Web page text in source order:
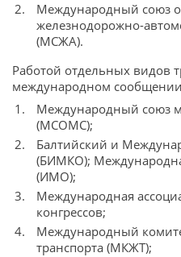
Международный союз
железнодорожно-
(МСЖА).
Работой отдельных видов
международном
Международный союз
(МСОМС);
Балтийский и
(БИМКО);
(ИМО);
Международная
конгрессов;
Международный
транспорта (МКЖТ);